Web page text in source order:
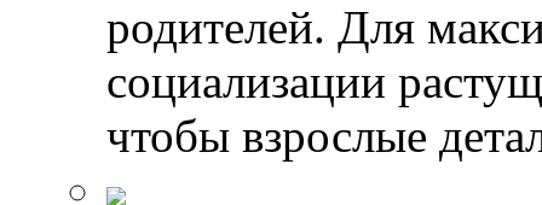
родителей. Для
социализации
чтобы взрослые